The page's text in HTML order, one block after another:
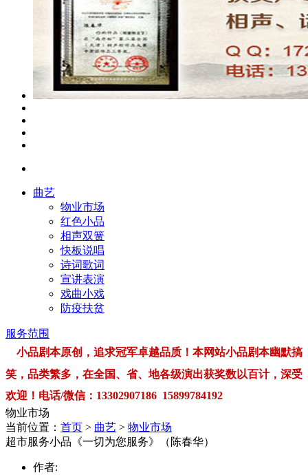
曲艺
物业市场
红色小品
相声双簧
快板说唱
诗词歌词
宣讲表演
戏曲小戏
防疫扶贫
服务范围
小品剧本原创，追求冠军卓越品质！本网站小品剧本幽默搞
笑，品类繁多，在全国、省、地各级演出获奖数以百计，深受
欢迎！电话/微信：13302907186 15899784192
物业市场
当前位置： 首页 > 曲艺 > 物业市场
超市服务小品《一切为您服务》（陈春华）
作者: